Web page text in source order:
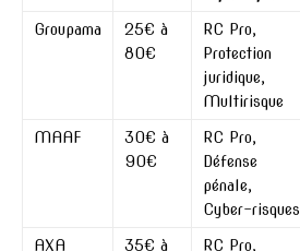
Groupama
25€ à
80€
RC Pro,
Protection
juridique,
Multirisque
MAAF
30€ à
90€
RC Pro,
Défense
pénale,
Cyber-risques
AXA
35€ à
RC Pro,